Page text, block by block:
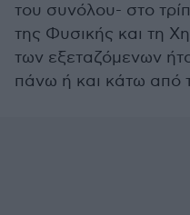
του συνόλου- στο
της Φυσικής και τη
των εξεταζόμενων
πάνω ή και κάτω από